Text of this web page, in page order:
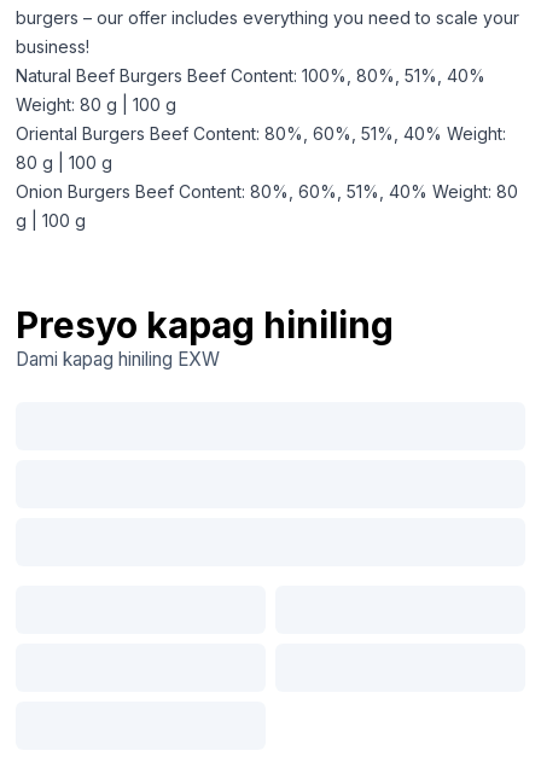
burgers – our offer includes everything you need to scale your
business!
Natural Beef Burgers Beef Content: 100%, 80%, 51%, 40%
Weight: 80 g | 100 g
Oriental Burgers Beef Content: 80%, 60%, 51%, 40% Weight:
80 g | 100 g
Onion Burgers Beef Content: 80%, 60%, 51%, 40% Weight: 80
g | 100 g
Presyo kapag hiniling
Dami kapag hiniling EXW